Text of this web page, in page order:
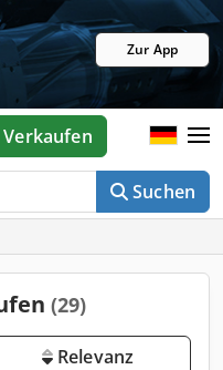
Zur App
Suchen
Verkaufen
(29)
Relevanz